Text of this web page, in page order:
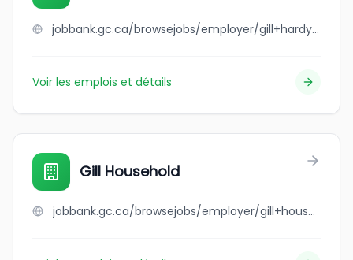
jobbank.gc.ca/browsejobs/employer/gill+hardy+siding+ltd/ca
Voir les emplois et détails
Gill Household
jobbank.gc.ca/browsejobs/employer/gill+household/ca